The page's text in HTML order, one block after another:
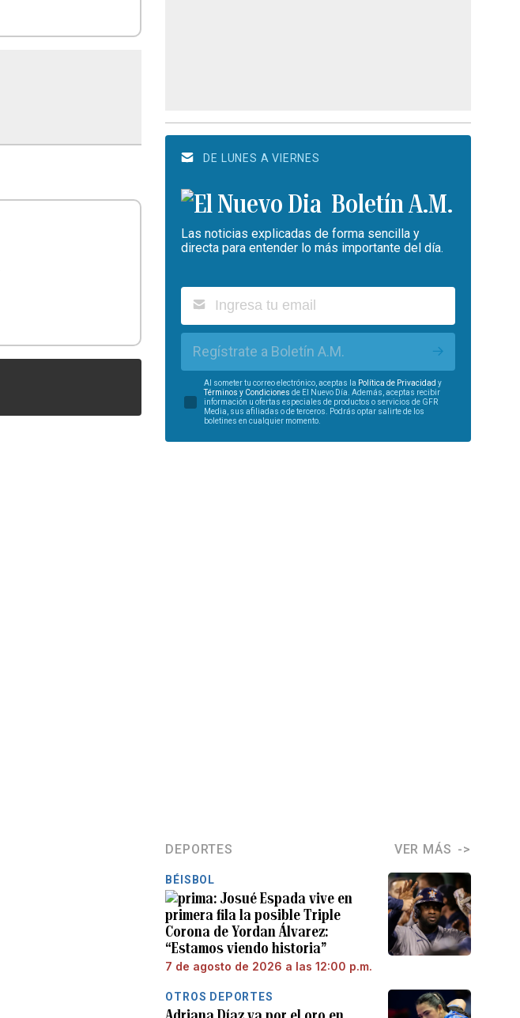
DE LUNES A VIERNES
Boletín A.M.
Las noticias explicadas de forma sencilla y
directa para entender lo más importante del día.
Regístrate a Boletín A.M.
Al someter tu correo electrónico, aceptas la Política de Privacidad y
Términos y Condiciones de El Nuevo Día. Además, aceptas recibir
información u ofertas especiales de productos o servicios de GFR
Media, sus afiliadas o de terceros. Podrás optar salirte de los
boletines en cualquier momento.
DEPORTES VER MÁS
BÉISBOL
Josué Espada vive en
primera fila la posible Triple
Corona de Yordan Álvarez:
“Estamos viendo historia”
7 de agosto de 2026 a las 12:00 p.m.
OTROS DEPORTES